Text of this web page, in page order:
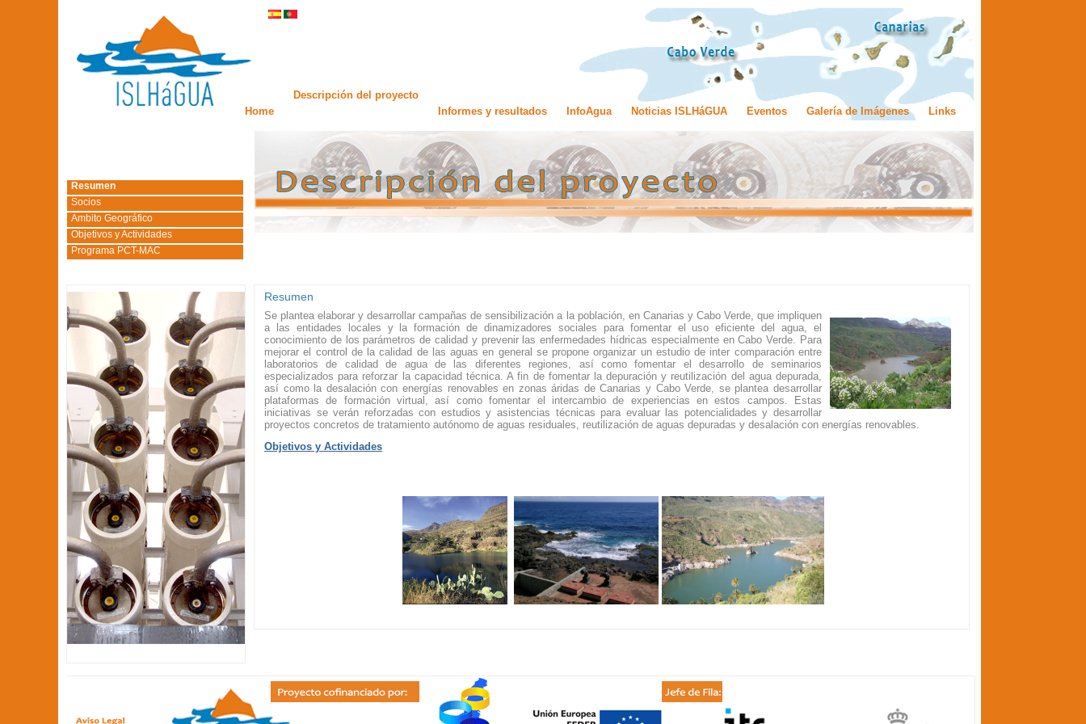
Home
Descripción del proyecto
Informes y resultados
InfoAgua Noticias ISLHáGUA Eventos Galería de Imágenes Links
Resumen
Socios
Ambito Geográfico
Objetivos y Actividades
Programa PCT-MAC
Resumen
Se plantea elaborar y desarrollar campañas de sensibi lización a la población, en Canarias y Cabo Verde, que impliquen
a las entidades locales y la formación de dinamizadores sociales para fomentar el uso eficiente del agua, el
conocimiento de los parámetros de calidad y prevenir las enfermedades hídricas especialmente en Cabo Verde. Para
mejorar el control de la calidad de las aguas en general se propone organizar un estudio de inter comparación entre
laboratorios de calidad de agua de las diferentes regiones, así como fomentar el desarrollo de seminarios
especializados para reforzar la capacidad técnica. A fin de fomentar la depuración y reutilización del agua depurada,
así como la desalación con energías renovables en zonas áridas de Canarias y Cabo Verde, se plantea desarrollar
plataformas de formación virtual, así como fomentar el intercambio de experiencias en estos campos. Estas
iniciativas se verán reforzadas con estudios y asistencias técnicas para evaluar las potencialidades y desarrollar
proyectos concretos de tratamiento autónomo de aguas residuales, reutilización de aguas depuradas y desalación con energías renovables.
Objetivos y Actividades